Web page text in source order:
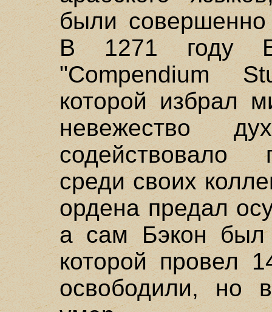
были
В 1271 году
"Compendium
которой избрал
невежество
содействовало
среди своих
ордена предал
а сам Бэкон был
которой провел
освободили, но